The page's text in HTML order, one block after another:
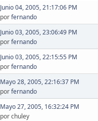
Junio 04, 2005, 21:17:06 PM
porfernando
Junio 03, 2005, 23:06:49 PM
porfernando
Junio 03, 2005, 22:15:55 PM
porfernando
Mayo 28, 2005, 22:16:37 PM
porfernando
Mayo 27, 2005, 16:32:24 PM
por chuley